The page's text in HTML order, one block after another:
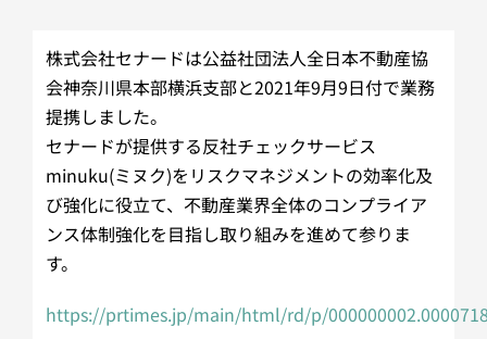
株式会社セナードは公益社団法人全日本不動産協
会神奈川県本部横浜支部と2021年9月9日付で業務
提携しました。
セナードが提供する反社チェックサービス
minuku(ミヌク)をリスクマネジメントの効率化及
び強化に役立て、不動産業界全体のコンプライア
ンス体制強化を目指し取り組みを進めて参りま
す。
https://prtimes.jp/main/html/rd/p/